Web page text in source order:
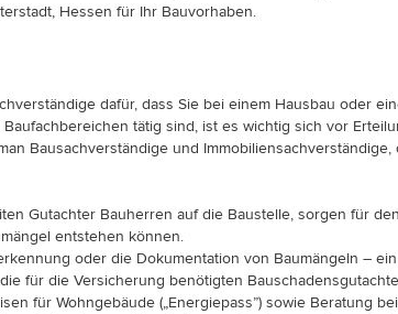
Hessen für Ihr Bauvorhaben.
dafür, dass Sie bei einem Hausbau oder
tätig sind, ist es wichtig sich vor
Bausachverständige und
Gutachter Bauherren auf die Baustelle, sorgen für
entstehen können.
oder die Dokumentation von Baumängeln –
für die Versicherung benötigten
für Wohngebäude („Energiepass”) sowie Beratung